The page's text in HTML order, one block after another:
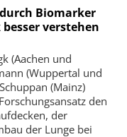
Biomarker
verstehen
(Aachen und
(Wuppertal und
(Mainz)
den
der
der Lunge bei